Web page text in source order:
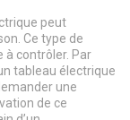
peut
Ce type de
à contrôler. Par
tableau électrique
une
de ce